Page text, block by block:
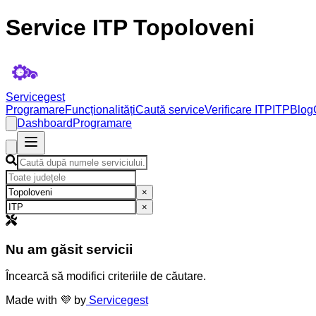
Service ITP Topoloveni
Servicegest
ProgramareFuncționalitățiCaută serviceVerificare ITP ITPBlog
Dashboard Programare
×
×
Nu am găsit servicii
Încearcă să modifici criteriile de căutare.
Made with 💜 by Servicegest